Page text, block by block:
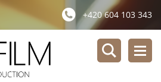
+420 604 103 343